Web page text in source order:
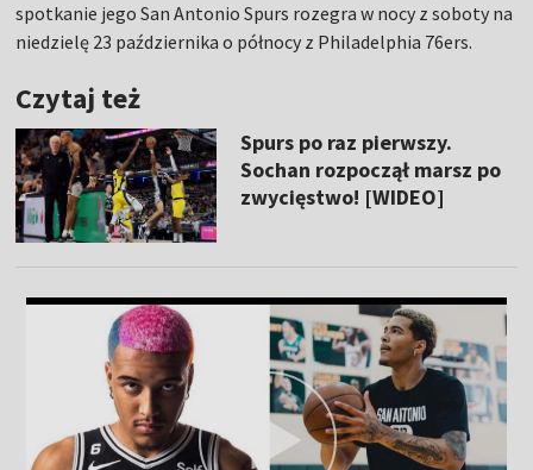
spotkanie jego San Antonio Spurs rozegra w nocy z soboty na
niedzielę 23 października o północy z Philadelphia 76ers.
Czytaj też
Spurs po raz pierwszy.
Sochan rozpoczął marsz po
zwycięstwo! [WIDEO]